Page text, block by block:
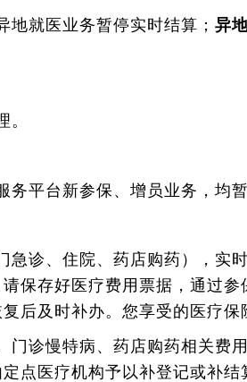
地就医业务暂停实时结算； 异
。
平台新参保、增员业务，均暂
急诊、住院、药店购药），实
保存好医疗费用票据，通过
后及时补办。您享受的医疗保
门诊慢特病、药店购药相关费
点医疗机构予以补登记或补